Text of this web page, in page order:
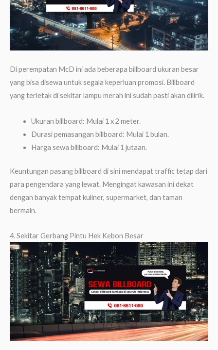
Di perempatan McD ini ada beberapa billboard ukuran besar
yang bisa disewa untuk segala keperluan promosi. Billboard
yang terletak di sekitar lampu merah ini sudah pasti akan dilirik.
Ukuran billboard: Mulai 1 x 2 meter.
Durasi pemasangan billboard: Mulai 1 bulan.
Harga sewa billboard: Mulai 1 jutaan.
Keuntungan pasang billboard di sini mendapat traffic tetap dari
para pengendara yang lewat. Mengingat kawasan ini dekat
dengan banyak tempat kuliner, supermarket, dan taman
bermain.
4. Sekitar Gerbang Pintu Hek Kebon Besar